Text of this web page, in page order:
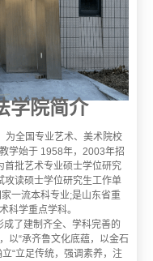
学院简介
为全国专业艺术、美术院校
学始于 1958年，2003年招
首批艺术专业硕士学位研究
攻读硕士学位研究生工作单
一流本科专业;是山东省重
科学重点学科。
了建制齐全、学科完善的
以“承齐鲁文化底蕴，以金石
“立足传统，强调素养，注